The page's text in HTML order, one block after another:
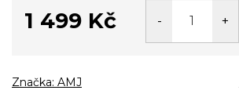
1 499 Kč
Značka: AMJ